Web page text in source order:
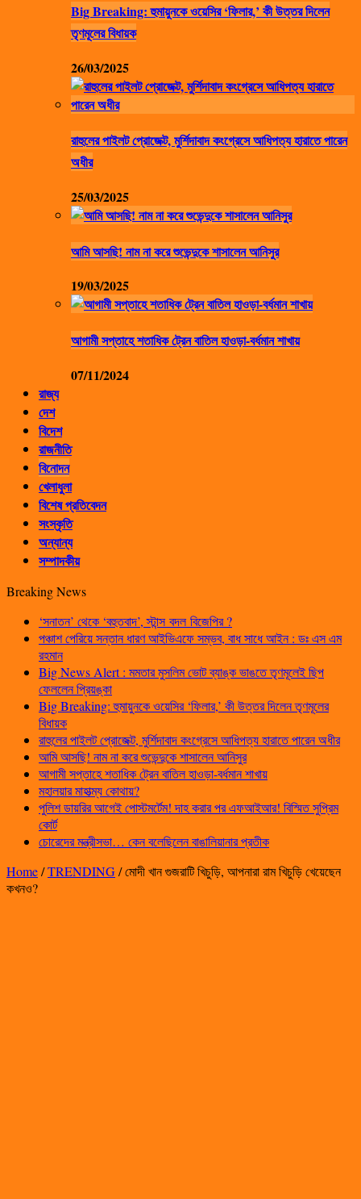
Big Breaking: হুমায়ুনকে ওয়েসির ‘ফিলার,’ কী উত্তর দিলেন
তৃণমূলের বিধায়ক
26/03/2025
রাহুলের পাইলট প্রোজেক্ট, মুর্শিদাবাদ কংগ্রেসে আধিপত্য হারাতে পারেন
অধীর
25/03/2025
আমি আসছি! নাম না করে শুভেন্দুকে শাসালেন আনিসুর
19/03/2025
আগামী সপ্তাহে শতাধিক ট্রেন বাতিল হাওড়া-বর্ধমান শাখায়
07/11/2024
রাজ্য
দেশ
বিদেশ
রাজনীতি
বিনোদন
খেলাধুলা
বিশেষ প্রতিবেদন
সংস্কৃতি
অন্যান্য
সম্পাদকীয়
Breaking News
‘সনাতন’ থেকে ‘বহুতবাদ’, স্টান্স বদল বিজেপির ?
পঞ্চাশ পেরিয়ে সন্তান ধারণ আইভিএফে সম্ভব, বাধ সাধে আইন : ডঃ এস এম
রহমান
Big News Alert : মমতার মুসলিম ভোট ব্যাঙ্ক ভাঙতে তৃণমূলেই ছিপ
ফেললেন প্রিয়ঙ্কা
Big Breaking: হুমায়ুনকে ওয়েসির ‘ফিলার,’ কী উত্তর দিলেন তৃণমূলের
বিধায়ক
রাহুলের পাইলট প্রোজেক্ট, মুর্শিদাবাদ কংগ্রেসে আধিপত্য হারাতে পারেন অধীর
আমি আসছি! নাম না করে শুভেন্দুকে শাসালেন আনিসুর
আগামী সপ্তাহে শতাধিক ট্রেন বাতিল হাওড়া-বর্ধমান শাখায়
মহালয়ার মাহাত্ম্য কোথায়?
পুলিশ ডায়রির আগেই পোস্টমর্টেম! দাহ করার পর এফআইআর! বিস্মিত সুপ্রিম
কোর্ট
চোরেদের মন্ত্রীসভা… কেন বলেছিলেন বাঙালিয়ানার প্রতীক
Home/TRENDING/মোদী খান গুজরাটি খিচুড়ি, আপনারা রাম খিচুড়ি খেয়েছেন
কখনও?